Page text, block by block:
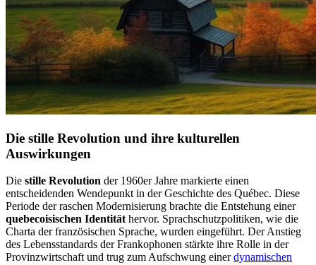
Die stille Revolution und ihre kulturellen
Auswirkungen
Die stille Revolution der 1960er Jahre markierte einen
entscheidenden Wendepunkt in der Geschichte des Québec. Diese
Periode der raschen Modernisierung brachte die Entstehung einer
quebecoisischen Identität hervor. Sprachschutzpolitiken, wie die
Charta der französischen Sprache, wurden eingeführt. Der Anstieg
des Lebensstandards der Frankophonen stärkte ihre Rolle in der
Provinzwirtschaft und trug zum Aufschwung einerdynamischen